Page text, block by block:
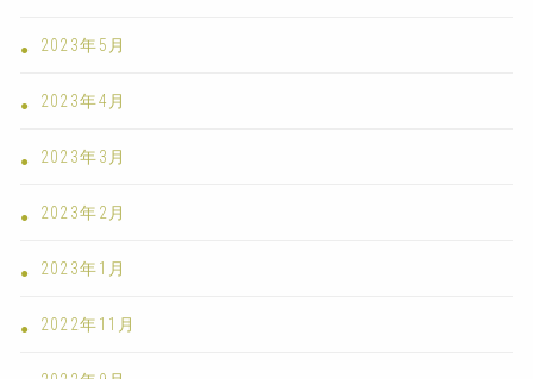
2023年5月
2023年4月
2023年3月
2023年2月
2023年1月
2022年11月